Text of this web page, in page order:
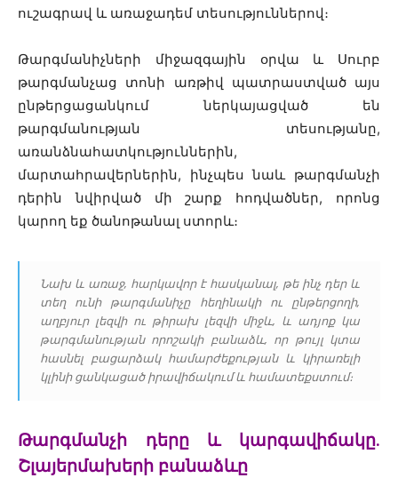
ուշագրավ և առաջադեմ տեսություններով։
Թարգմանիչների միջազգային օրվա և Սուրբ
թարգմանչաց տոնի առթիվ պատրաստված այս
ընթերցացանկում ներկայացված են
թարգմանության տեսությանը,
առանձնահատկություններին,
մարտահրավերներին, ինչպես նաև թարգմանչի
դերին նվիրված մի շարք հոդվածներ, որոնց
կարող եք ծանոթանալ ստորև։
Նախ և առաջ, հարկավոր է հասկանալ, թե ինչ դեր և
տեղ ունի թարգմանիչը հեղինակի ու ընթերցողի,
աղբյուր լեզվի ու թիրախ լեզվի միջև, և ադյոք կա
թարգմանության որոշակի բանաձև, որ թույլ կտա
հասնել բացարձակ համարժեքության և կիրառելի
կլինի ցանկացած իրավիճակում և համատեքստում։
Թարգմանչի դերը և կարգավիճակը.
Շլայերմախերի բանաձևը